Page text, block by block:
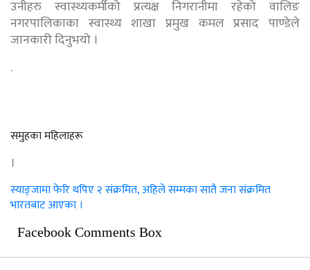
उनीहरु स्वास्थ्यकर्मीको प्रत्यक्ष निगरानीमा रहेको वालिङ
नगरपालिकाका स्वास्थ्य शाखा प्रमुख कमल प्रसाद पाण्डेले
जानकारी दिनुभयो ।
.
समुहका महिलाहरू
।
स्याङ्जामा फेरि थपिए २ संक्रमित, अहिले सम्मका सातै जना संक्रमित
भारतबाट आएका ।
Facebook Comments Box